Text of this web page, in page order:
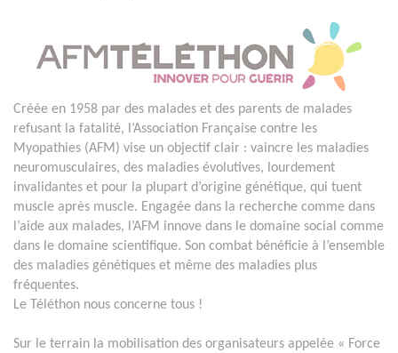
Créée en 1958 par des malades et des parents de malades
refusant la fatalité, l’Association Française contre les
Myopathies (AFM) vise un objectif clair : vaincre les maladies
neuromusculaires, des maladies évolutives, lourdement
invalidantes et pour la plupart d’origine génétique, qui tuent
muscle après muscle. Engagée dans la recherche comme dans
l’aide aux malades, l’AFM innove dans le domaine social comme
dans le domaine scientifique. Son combat bénéficie à l’ensemble
des maladies génétiques et même des maladies plus
fréquentes.
Le Téléthon nous concerne tous !
Sur le terrain la mobilisation des organisateurs appelée « Force